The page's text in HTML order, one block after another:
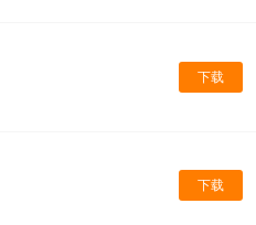
下载
下载